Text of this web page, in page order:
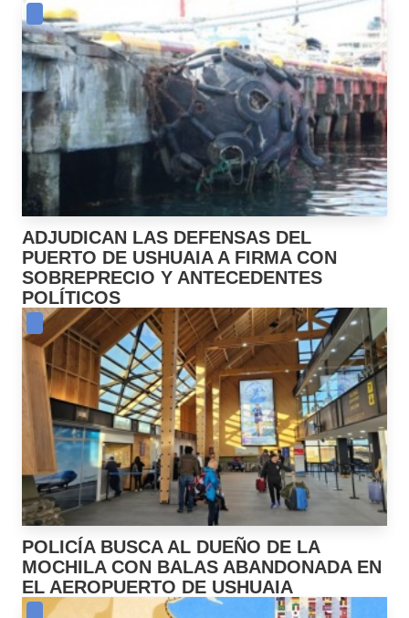
ADJUDICAN LAS DEFENSAS DEL
PUERTO DE USHUAIA A FIRMA CON
SOBREPRECIO Y ANTECEDENTES
POLÍTICOS
POLICÍA BUSCA AL DUEÑO DE LA
MOCHILA CON BALAS ABANDONADA EN
EL AEROPUERTO DE USHUAIA